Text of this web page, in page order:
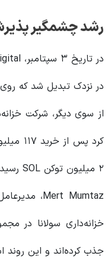
رشد چشمگیر
در نزدک تبدیل شد که
۲ میلیون توکن SOL رسیده است.
جذب کرده‌اند و این روند